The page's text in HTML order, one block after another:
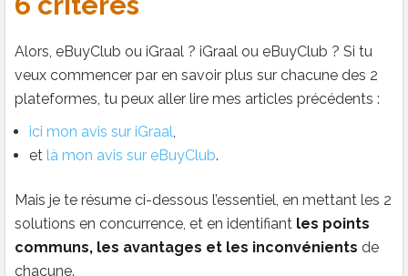
Alors, eBuyClub ou iGraal ? iGraal ou eBuyClub ? Si tu
veux commencer par en savoir plus sur chacune des 2
plateformes, tu peux aller lire mes articles précédents :
ici mon avis sur iGraal
et là mon avis sur eBuyClub.
Mais je te résume ci-dessous l’essentiel, en mettant les 2
solutions en concurrence, et en identifiant les points
communs, les avantages et les inconvénients de
chacune.